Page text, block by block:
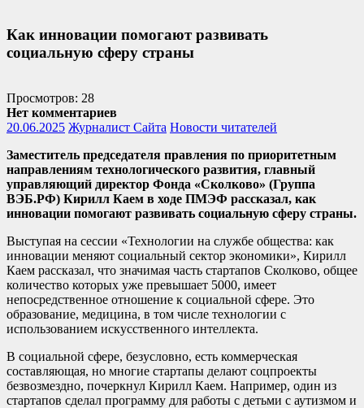
Как инновации помогают развивать
социальную сферу страны
Просмотров: 28
Нет комментариев
20.06.2025 Журналист Сайта Новости читателей
Заместитель председателя правления по приоритетным
направлениям технологического развития, главный
управляющий директор Фонда «Сколково» (Группа
ВЭБ.РФ) Кирилл Каем в ходе ПМЭФ рассказал, как
инновации помогают развивать социальную сферу страны.
Выступая на сессии «Технологии на службе общества: как
инновации меняют социальный сектор экономики», Кирилл
Каем рассказал, что значимая часть стартапов Сколково, общее
количество которых уже превышает 5000, имеет
непосредственное отношение к социальной сфере. Это
образование, медицина, в том числе технологии с
использованием искусственного интеллекта.
В социальной сфере, безусловно, есть коммерческая
составляющая, но многие стартапы делают соцпроекты
безвозмездно, почеркнул Кирилл Каем. Например, один из
стартапов сделал программу для работы с детьми с аутизмом и